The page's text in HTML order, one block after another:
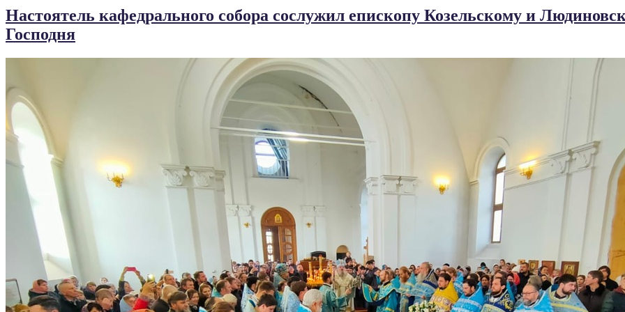
Настоятель кафедрального собора сослужил епископу Козельскому и
Господня